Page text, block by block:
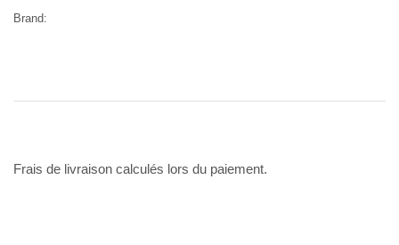
Brand:
Frais de livraison calculés lors du paiement.